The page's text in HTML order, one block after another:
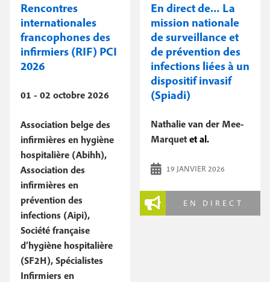
Rencontres
internationales
francophones des
infirmiers (RIF) PCI
2026
01 - 02 octobre 2026
Association belge des
infirmières en hygiène
hospitalière (Abihh),
Association des
infirmières en
prévention des
infections (Aipi),
Société française
d’hygiène hospitalière
(SF2H), Spécialistes
Infirmiers en
En direct de… La
mission nationale
de surveillance et
de prévention des
infections liées à un
dispositif invasif
(Spiadi)
Nathalie van der Mee-
Marquetet al.
19 JANVIER 2026
EN DIRECT